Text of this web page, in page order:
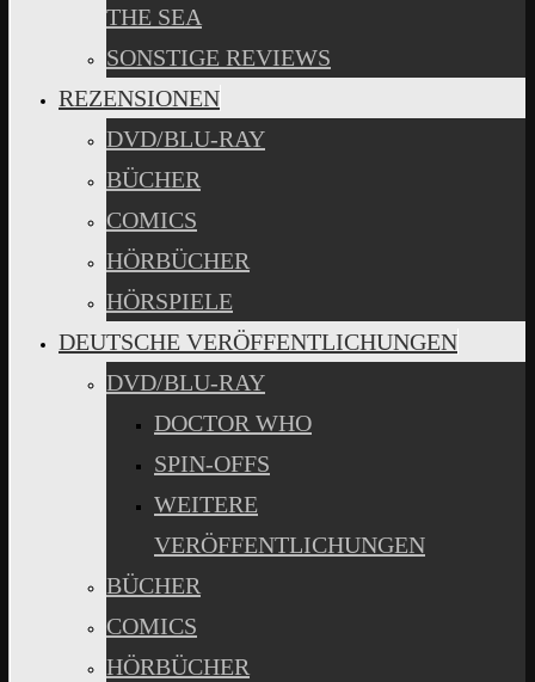
THE SEA
SONSTIGE REVIEWS
REZENSIONEN
DVD/BLU-RAY
BÜCHER
COMICS
HÖRBÜCHER
HÖRSPIELE
DEUTSCHE VERÖFFENTLICHUNGEN
DVD/BLU-RAY
DOCTOR WHO
SPIN-OFFS
WEITERE
VERÖFFENTLICHUNGEN
BÜCHER
COMICS
HÖRBÜCHER